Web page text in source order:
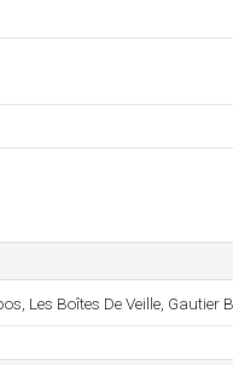
Les Boîtes De Veille,